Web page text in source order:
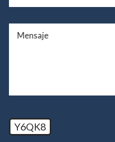
Mensaje
Y6QK8